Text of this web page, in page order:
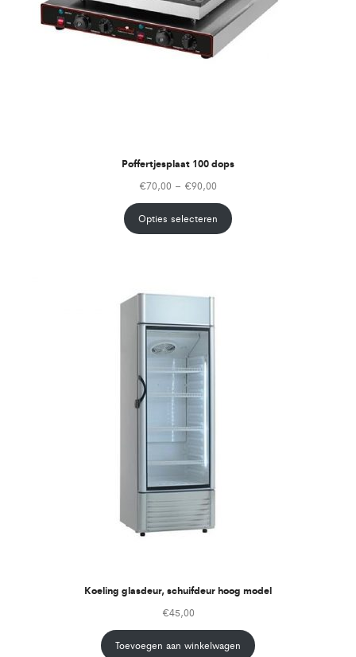
Poffertjesplaat 100 dops
€70,00 – €90,00
Opties selecteren
Koeling glasdeur, schuifdeur hoog model
€45,00
Toevoegen aan winkelwagen